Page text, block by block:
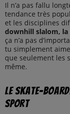
Il n’a pas fallu
tendance très
et les disciplines
downhill slalom, la
ça n’a pas
tu simplement
que seulement les
même.
Le skate-
sport